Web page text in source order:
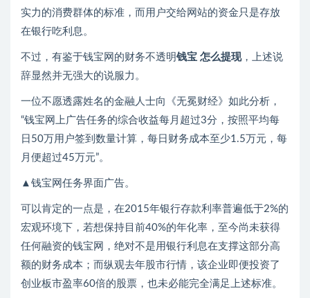
实力的消费群体的标准，而用户交给网站的资金只是存放
在银行吃利息。
不过，有鉴于钱宝网的财务不透明钱宝 怎么提现，上述说
辞显然并无强大的说服力。
一位不愿透露姓名的金融人士向《无冕财经》如此分析，
“钱宝网上广告任务的综合收益每月超过3分，按照平均每
日50万用户签到数量计算，每日财务成本至少1.5万元，每
月便超过45万元”。
▲钱宝网任务界面广告。
可以肯定的一点是，在2015年银行存款利率普遍低于2%的
宏观环境下，若想保持目前40%的年化率，至今尚未获得
任何融资的钱宝网，绝对不是用银行利息在支撑这部分高
额的财务成本；而纵观去年股市行情，该企业即便投资了
创业板市盈率60倍的股票，也未必能完全满足上述标准。